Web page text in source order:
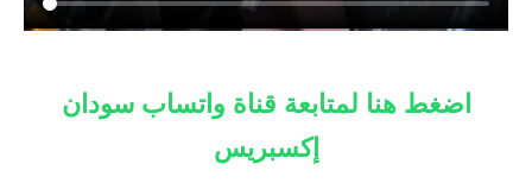
اضغط هنا لمتابعة قناة واتساب سودان
إكسبريس